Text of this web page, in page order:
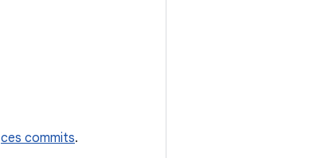
ces commits.